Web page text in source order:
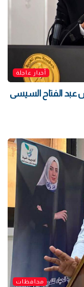
أخبار عاجلة
عبد الفتاح السيسى
محافظات